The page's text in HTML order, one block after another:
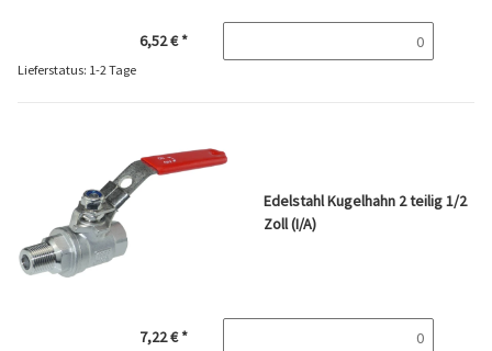
6,52 €*
Lieferstatus: 1-2 Tage
Edelstahl Kugelhahn 2 teilig 1/2
Zoll (I/A)
7,22 €*